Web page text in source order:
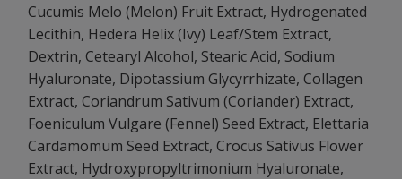
Cucumis Melo (Melon) Fruit Extract, Hydrogenated
Lecithin, Hedera Helix (Ivy) Leaf/Stem Extract,
Dextrin, Cetearyl Alcohol, Stearic Acid, Sodium
Hyaluronate, Dipotassium Glycyrrhizate, Collagen
Extract, Coriandrum Sativum (Coriander) Extract,
Foeniculum Vulgare (Fennel) Seed Extract, Elettaria
Cardamomum Seed Extract, Crocus Sativus Flower
Extract, Hydroxypropyltrimonium Hyaluronate,